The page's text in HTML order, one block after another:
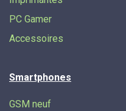
PC Gamer
Accessoires
Smartphones
GSM neuf